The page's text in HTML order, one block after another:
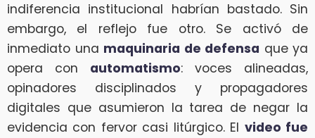
indiferencia institucional habrían bastado. Sin
embargo, el reflejo fue otro. Se activó de
inmediato una maquinaria de defensa que ya
opera con automatismo: voces alineadas,
opinadores disciplinados y propagadores
digitales que asumieron la tarea de negar la
evidencia con fervor casi litúrgico. El video fue